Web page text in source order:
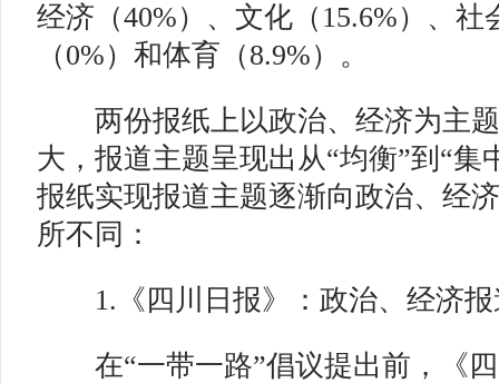
经济（40%）、文化（15.6%）、社
（0%）和体育（8.9%）。
两份报纸上以政治、经济为主题
大，报道主题呈现出从“均衡”到“集
报纸实现报道主题逐渐向政治、经
所不同：
1.《四川日报》：政治、经济报
在“一带一路”倡议提出前，《四